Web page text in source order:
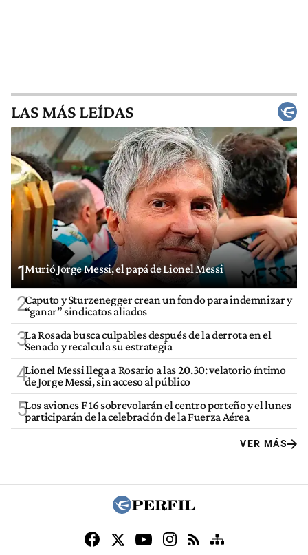
LAS MÁS LEÍDAS
1Murió Jorge Messi, el papá de Lionel Messi
2Caputo y Sturzenegger crean un fondo para indemnizar y
“ganar” sindicatos aliados
3La Rosada busca culpables después de la derrota en el
Senado y recalcula su estrategia
4Lionel Messi llega a Rosario a las 20.30: velatorio íntimo
de Jorge Messi, sin acceso al público
5Los aviones F 16 sobrevolarán el centro porteño y el lunes
participarán de la celebración de la Fuerza Aérea
VER MÁS